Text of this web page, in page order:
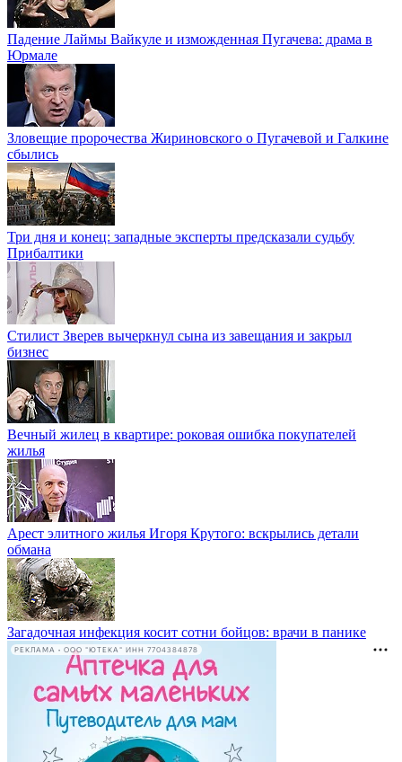
Падение Лаймы Вайкуле и изможденная Пугачева: драма в
Юрмале
Зловещие пророчества Жириновского о Пугачевой и Галкине
сбылись
Три дня и конец: западные эксперты предсказали судьбу
Прибалтики
Стилист Зверев вычеркнул сына из завещания и закрыл
бизнес
Вечный жилец в квартире: роковая ошибка покупателей
жилья
Арест элитного жилья Игоря Крутого: вскрылись детали
обмана
Загадочная инфекция косит сотни бойцов: врачи в панике
РЕКЛАМА • ООО "ЮТЕКА" ИНН 7704384878